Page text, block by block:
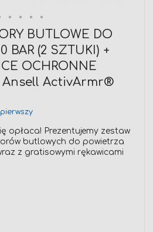
BUTLOWE DO
BAR (2 SZTUKI) +
OCHRONNE
Ansell ActivArmr®
opłaca! Prezentujemy zestaw
butlowych do powietrza
z gratisowymi rękawicami